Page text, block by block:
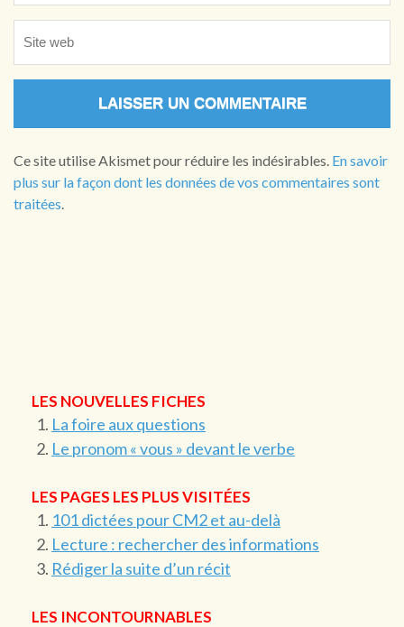
Ce site utilise Akismet pour réduire les indésirables. En savoir
plus sur la façon dont les données de vos commentaires sont
traitées
LES NOUVELLES FICHES
La foire aux questions
Le pronom « vous » devant le verbe
LES PAGES LES PLUS VISITÉES
101 dictées pour CM2 et au-delà
Lecture : rechercher des informations
Rédiger la suite d’un récit
LES INCONTOURNABLES